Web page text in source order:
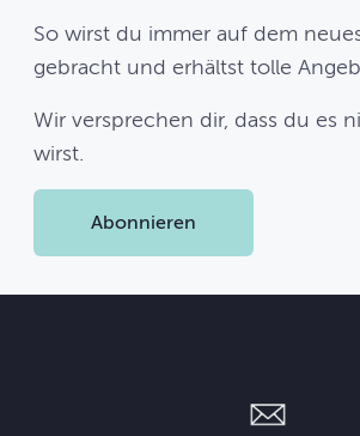
So wirst du immer auf dem
gebracht und erhältst tolle
Wir versprechen dir, dass du es
wirst.
Abonnieren